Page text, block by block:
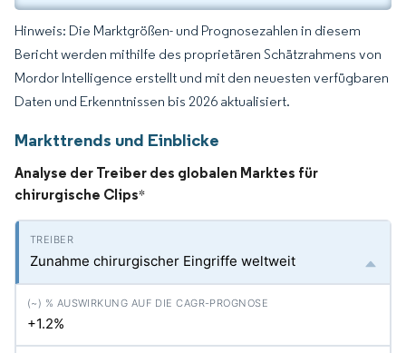
Hinweis: Die Marktgrößen- und Prognosezahlen in diesem
Bericht werden mithilfe des proprietären Schätzrahmens von
Mordor Intelligence erstellt und mit den neuesten verfügbaren
Daten und Erkenntnissen bis 2026 aktualisiert.
Markttrends und Einblicke
Analyse der Treiber des globalen Marktes für
chirurgische Clips*
Zunahme chirurgischer Eingriffe weltweit
+1.2%